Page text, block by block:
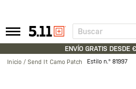
Tactical
Gear
Buscar
ENVÍO GRATIS DESDE
Inicio Send It Camo Patch Estilo n.º 81997